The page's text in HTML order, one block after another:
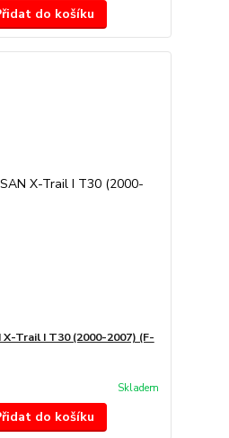
do košíku
X-Trail I T30 (2000-2007) (F-
Skladem
do košíku